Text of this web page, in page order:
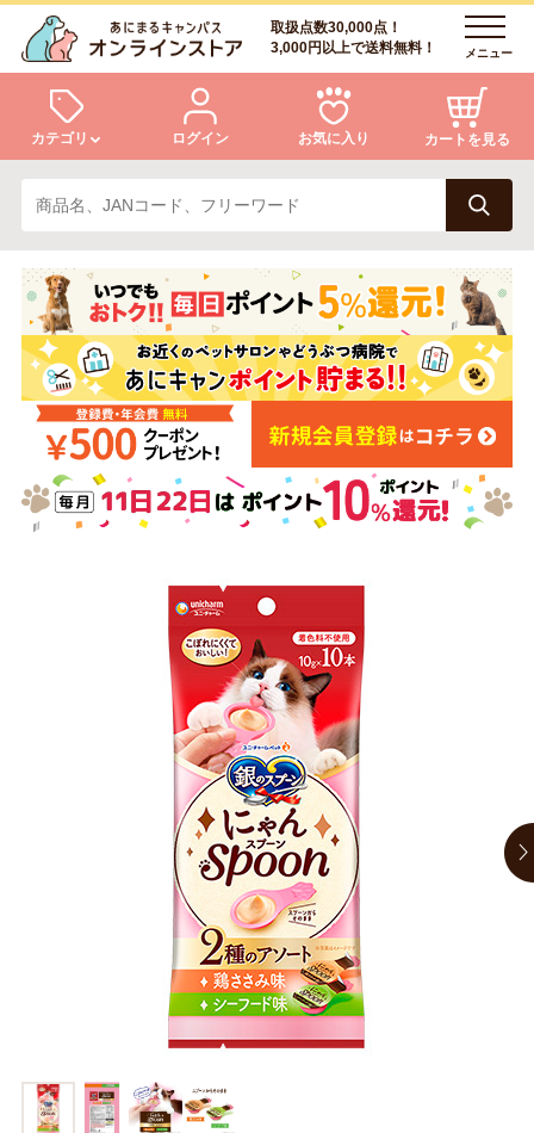
取扱点数30,000点！
3,000円以上で送料無料！
メニュー
カテゴリ
犬 猫
小動物・鳥 アクア・爬虫類・昆虫
ドッグフード キャットフード
美容・ケア用品 服・おさんぽ用品
日用品（デイリー）
シニアサポート
ログイン お気に入り カートを見る
ログイン
会員登録
あにまるキャンパスについて
アフターサービス
商品リクエスト